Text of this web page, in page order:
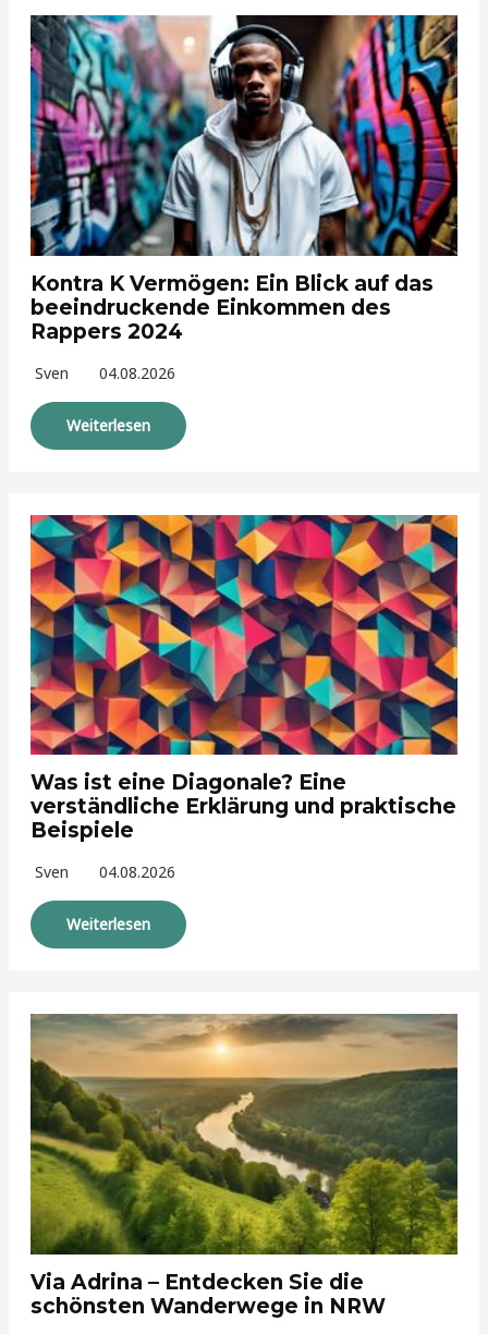
Kontra K Vermögen: Ein Blick auf das
beeindruckende Einkommen des
Rappers 2024
Sven 04.08.2026
Weiterlesen
Was ist eine Diagonale? Eine
verständliche Erklärung und praktische
Beispiele
Sven 04.08.2026
Weiterlesen
Via Adrina – Entdecken Sie die
schönsten Wanderwege in NRW